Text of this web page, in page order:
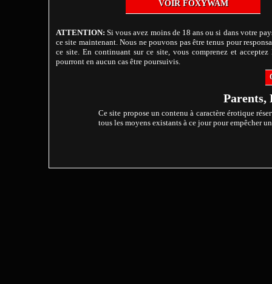
VOIR FOXYWAM
ATTENTION: Si vous avez moins de 18 ans ou si dans votre
ce site maintenant. Nous ne pouvons pas être tenus pour
ce site. En continuant sur ce site, vous comprenez et
pourront en aucun cas être poursuivis.
Parents,
Ce site propose un contenu à caractère érotique
tous les moyens existants à ce jour pour empêcher